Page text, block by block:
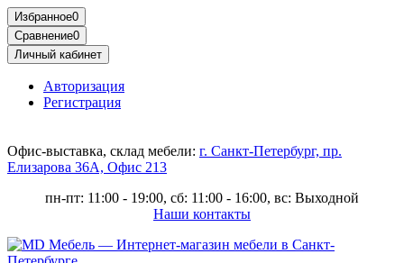
Избранное0
Сравнение0
Личный кабинет
Авторизация
Регистрация
Офис-выставка, склад мебели: г. Санкт-Петербург, пр.
Елизарова 36А, Офис 213
пн-пт: 11:00 - 19:00, сб: 11:00 - 16:00, вс: Выходной
Наши контакты